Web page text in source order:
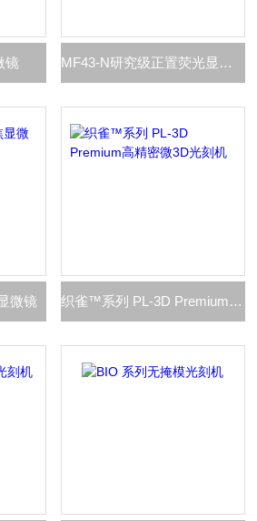
镜 MF43-N研究级正置荧光显微镜
微镜 织雀™系列 PL-3D Premium高精密微3D光刻机